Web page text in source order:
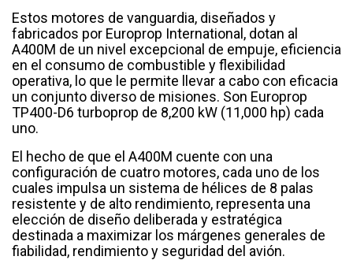
Estos motores de vanguardia, diseñados y
fabricados por Europrop International, dotan al
A400M de un nivel excepcional de empuje, eficiencia
en el consumo de combustible y flexibilidad
operativa, lo que le permite llevar a cabo con eficacia
un conjunto diverso de misiones. Son Europrop
TP400-D6 turboprop de 8,200 kW (11,000 hp) cada
uno.
El hecho de que el A400M cuente con una
configuración de cuatro motores, cada uno de los
cuales impulsa un sistema de hélices de 8 palas
resistente y de alto rendimiento, representa una
elección de diseño deliberada y estratégica
destinada a maximizar los márgenes generales de
fiabilidad, rendimiento y seguridad del avión.